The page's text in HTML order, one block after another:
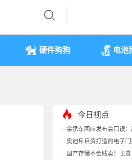
硬件狗狗 电池
今日视点
· 余承东回应发布会口误
· 奥迪斥巨资打造的电子
· 国产存储不会贱卖！长